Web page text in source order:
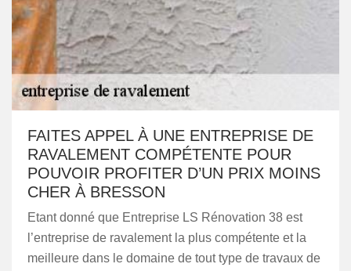
FAITES APPEL À UNE ENTREPRISE DE
RAVALEMENT COMPÉTENTE POUR
POUVOIR PROFITER D’UN PRIX MOINS
CHER À BRESSON
Etant donné que Entreprise LS Rénovation 38 est
l’entreprise de ravalement la plus compétente et la
meilleure dans le domaine de tout type de travaux de